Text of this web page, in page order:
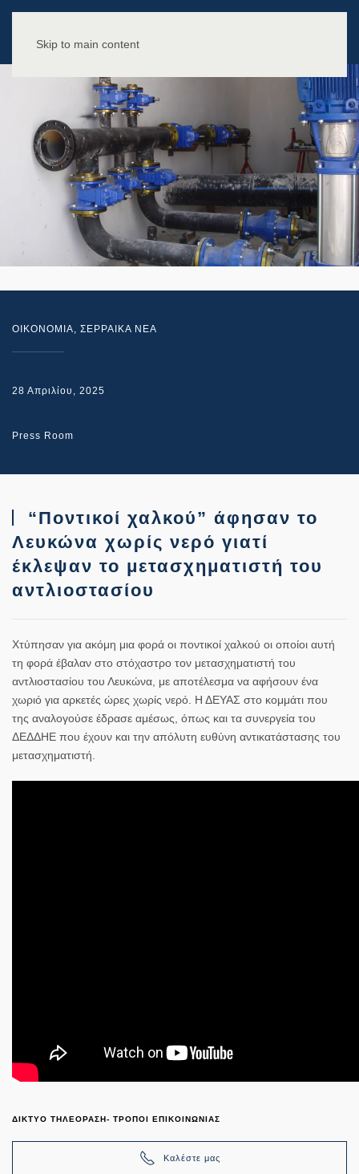
Skip to main content
ΟΙΚΟΝΟΜΙΑ, ΣΕΡΡΑΙΚΑ ΝΕΑ
28 Απριλίου, 2025
Press Room
“Ποντικοί χαλκού” άφησαν το
Λευκώνα χωρίς νερό γιατί
έκλεψαν το μετασχηματιστή του
αντλιοστασίου
Χτύπησαν για ακόμη μια φορά οι ποντικοί χαλκού οι οποίοι αυτή
τη φορά έβαλαν στο στόχαστρο τον μετασχηματιστή του
αντλιοστασίου του Λευκώνα, με αποτέλεσμα να αφήσουν ένα
χωριό για αρκετές ώρες χωρίς νερό. Η ΔΕΥΑΣ στο κομμάτι που
της αναλογούσε έδρασε αμέσως, όπως και τα συνεργεία του
ΔΕΔΔΗΕ που έχουν και την απόλυτη ευθύνη αντικατάστασης του
μετασχηματιστή.
ΔΙΚΤΥΟ ΤΗΛΕΟΡΑΣΗ- ΤΡΟΠΟΙ ΕΠΙΚΟΙΝΩΝΙΑΣ
Καλέστε μας